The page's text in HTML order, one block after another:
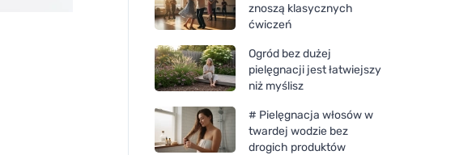
znoszą klasycznych
ćwiczeń
Ogród bez dużej
pielęgnacji jest łatwiejszy
niż myślisz
# Pielęgnacja włosów w
twardej wodzie bez
drogich produktów